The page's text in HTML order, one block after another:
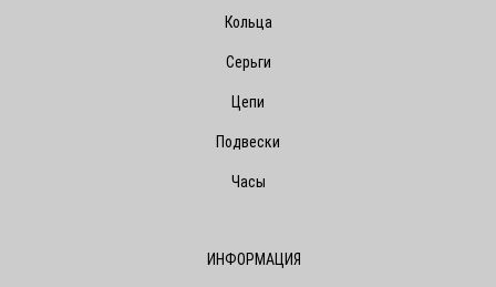
Кольца
Серьги
Цепи
Подвески
Часы
ИНФОРМАЦИЯ